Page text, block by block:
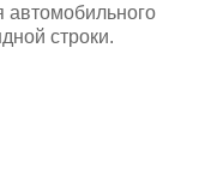
автомобильного
строки.